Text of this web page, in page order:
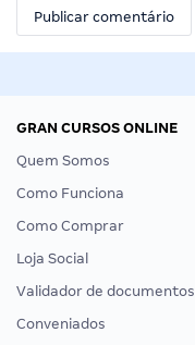
GRAN CURSOS ONLINE
Quem Somos
Como Funciona
Como Comprar
Loja Social
Validador de documentos
Conveniados